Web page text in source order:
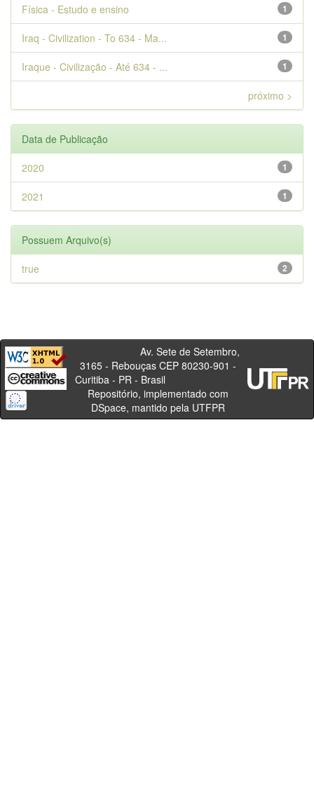
1
Física - Estudo e ensino
1
Iraq - Civilization - To 634 - Ma...
1
Iraque - Civilização - Até 634 - ...
próximo >
Data de Publicação
1
2020
1
2021
Possuem Arquivo(s)
2
true
Av. Sete de Setembro,
3165 - Rebouças CEP 80230-901 -
Curitiba - PR - Brasil
Repositório, implementado com
DSpace, mantido pela UTFPR